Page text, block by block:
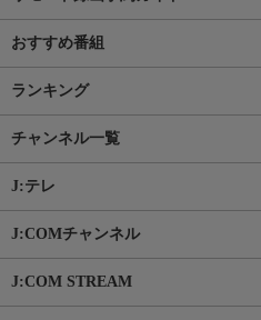
おすすめ番組
ランキング
チャンネル一覧
J:テレ
J:COMチャンネル
J:COM STREAM